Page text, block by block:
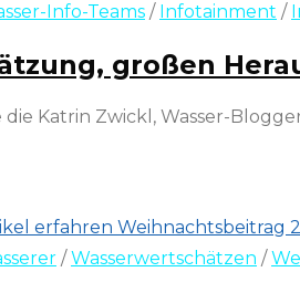
Info-Teams / Infotainment /
großen
Katrin Zwickl, Wasser-
/Wasserwertschätzen /